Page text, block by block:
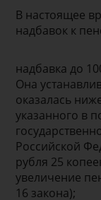
В настоящее
надбавок к
надбавка до
Она
оказалась
указанного в
Российской
рубля 25
увеличение
16 закона);